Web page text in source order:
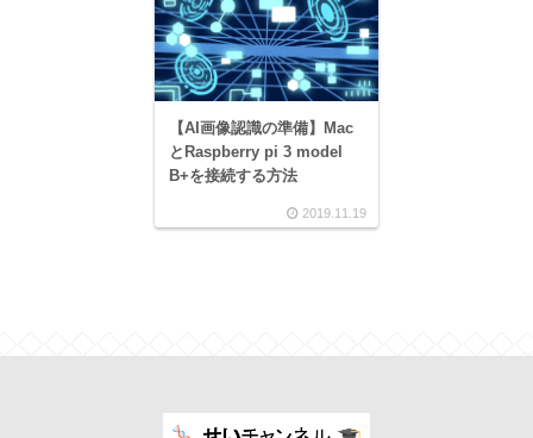
【AI画像認識の準備】Mac
とRaspberry pi 3 model
B+を接続する方法
2019.11.19